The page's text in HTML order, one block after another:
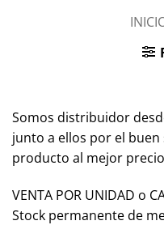
Somos distribuidor
junto a ellos por el
producto al mejor
VENTA POR UNIDAD o
Stock permanente de